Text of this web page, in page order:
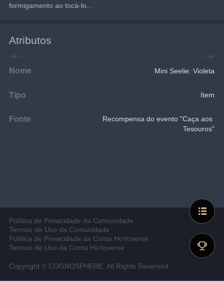
formigamento ao tocá-lo...
Atributos
Nome Mini Seelie: Violeta
Tipo Item
Fonte
Recompensa do evento "Caça aos
Tesouros"
Política de Privacidade da Comunidade
Termos de Uso da Comunidade
Política de Privacidade da Conta HoYoverse
Termos de Uso da Conta HoYoverse
Copyright © COGNOSPHERE. All Rights Reserved.